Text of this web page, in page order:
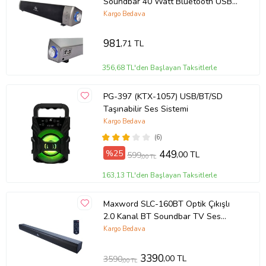
Şarjlı (46x7x6 cm)
Kargo Bedava
981,71 TL
356,68 TL'den Başlayan Taksitlerle
PG-397 (KTX-1057) USB/BT/SD
Taşınabilir Ses Sistemi
(6)
Kargo Bedava
%25 599,00 TL 449,00 TL
163,13 TL'den Başlayan Taksitlerle
Maxword SLC-160BT Optik Çıkışlı
2.0 Kanal BT Soundbar TV Ses
Sistemi 160W (79x8x6 cm)
Kargo Bedava
3590,00 TL 3390,00 TL